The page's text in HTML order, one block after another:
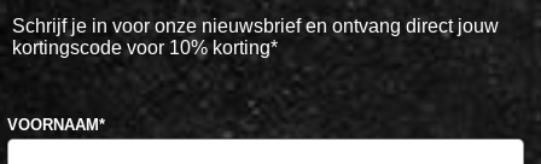
Schrijf je in voor onze nieuwsbrief en ontvang direct jouw
kortingscode voor 10% korting*
VOORNAAM*